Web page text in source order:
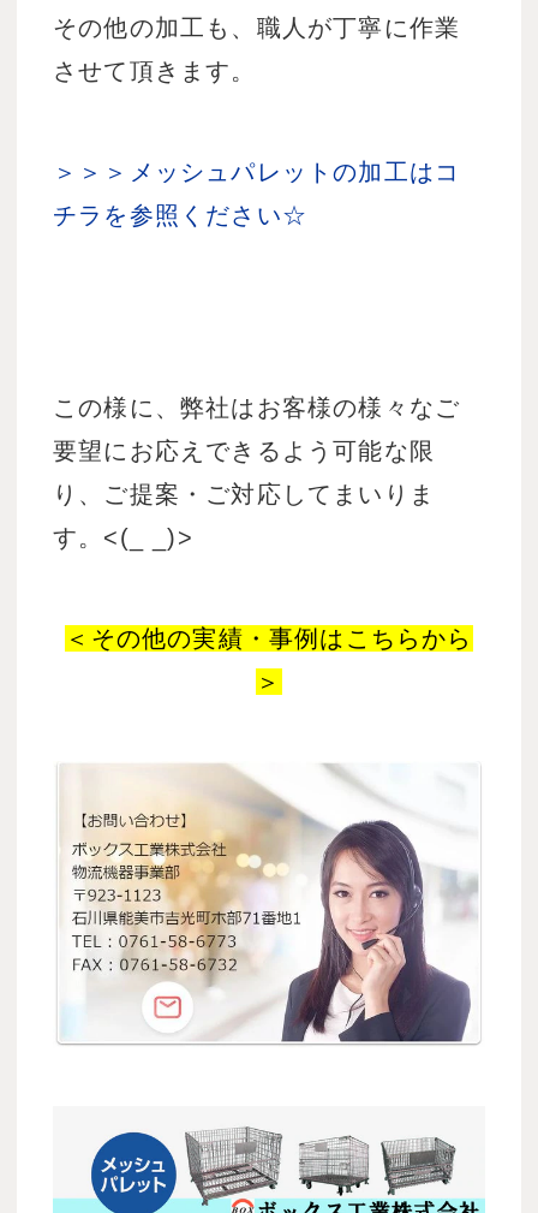
その他の加工も、職人が丁寧に作業
させて頂きます。
＞＞＞メッシュパレットの加工はコ
チラを参照ください☆
この様に、弊社はお客様の様々なご
要望にお応えできるよう可能な限
り、ご提案・ご対応してまいりま
す。<(_ _)>
＜その他の実績・事例はこちらから
＞